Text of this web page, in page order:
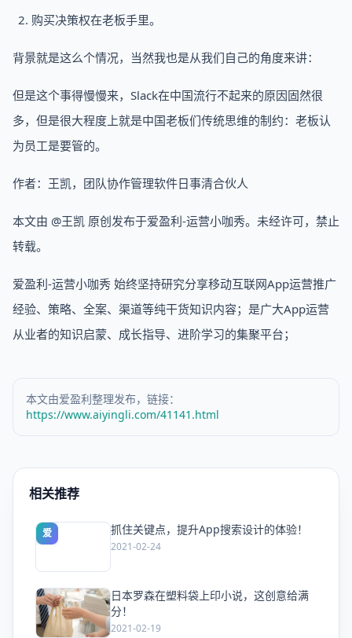
购买决策权在老板手里。
背景就是这么个情况，当然我也是从我们自己的角度来讲：
但是这个事得慢慢来，Slack在中国流行不起来的原因固然很
多，但是很大程度上就是中国老板们传统思维的制约：老板认
为员工是要管的。
作者：王凯，团队协作管理软件日事清合伙人
本文由 @王凯 原创发布于爱盈利-运营小咖秀。未经许可，禁止
转载。
爱盈利-运营小咖秀 始终坚持研究分享移动互联网App运营推广
经验、策略、全案、渠道等纯干货知识内容；是广大App运营
从业者的知识启蒙、成长指导、进阶学习的集聚平台；
本文由爱盈利整理发布，链接：
https://www.aiyingli.com/41141.html
相关推荐
爱 抓住关键点，提升App搜索设计的体验！
2021-02-24
爱
日本罗森在塑料袋上印小说，这创意给满
分！
2021-02-19